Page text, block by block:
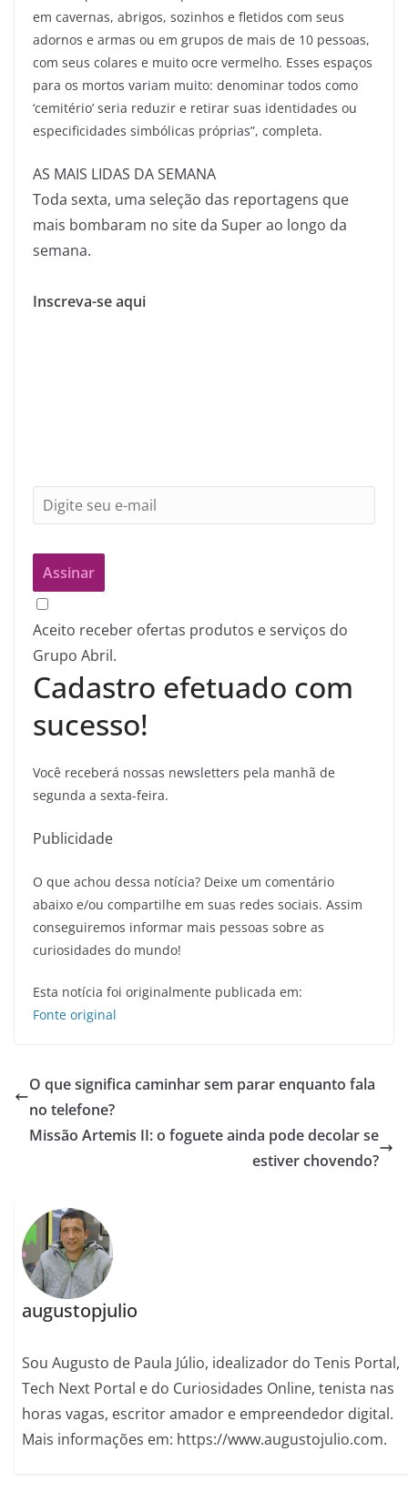
em cavernas, abrigos, sozinhos e fletidos com seus
adornos e armas ou em grupos de mais de 10 pessoas,
com seus colares e muito ocre vermelho. Esses espaços
para os mortos variam muito: denominar todos como
‘cemitério’ seria reduzir e retirar suas identidades ou
especificidades simbólicas próprias”, completa.
AS MAIS LIDAS DA SEMANA
Toda sexta, uma seleção das reportagens que
mais bombaram no site da Super ao longo da
semana.
Inscreva-se aqui
Aceito receber ofertas produtos e serviços do
Grupo Abril.
Cadastro efetuado com
sucesso!
Você receberá nossas newsletters pela manhã de
segunda a sexta-feira.
Publicidade
O que achou dessa notícia? Deixe um comentário
abaixo e/ou compartilhe em suas redes sociais. Assim
conseguiremos informar mais pessoas sobre as
curiosidades do mundo!
Esta notícia foi originalmente publicada em:
Fonte original
O que significa caminhar sem parar enquanto fala
no telefone?
Missão Artemis II: o foguete ainda pode decolar se
estiver chovendo?
augustopjulio
Sou Augusto de Paula Júlio, idealizador do Tenis Portal,
Tech Next Portal e do Curiosidades Online, tenista nas
horas vagas, escritor amador e empreendedor digital.
Mais informações em: https://www.augustojulio.com.